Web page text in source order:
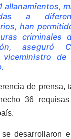
allanamientos,
a
han
criminales
aseguró
viceministro de
de prensa,
36
desarrollaron